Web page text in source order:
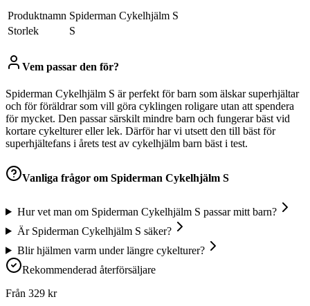
Produktnamn Spiderman Cykelhjälm S
Storlek
S
Vem passar den för?
Spiderman Cykelhjälm S är perfekt för barn som älskar superhjältar
och för föräldrar som vill göra cyklingen roligare utan att spendera
för mycket. Den passar särskilt mindre barn och fungerar bäst vid
kortare cykelturer eller lek. Därför har vi utsett den till bäst för
superhjältefans i årets test av cykelhjälm barn bäst i test.
Vanliga frågor om Spiderman Cykelhjälm S
Hur vet man om Spiderman Cykelhjälm S passar mitt barn?
Är Spiderman Cykelhjälm S säker?
Blir hjälmen varm under längre cykelturer?
Rekommenderad återförsäljare
Från 329 kr